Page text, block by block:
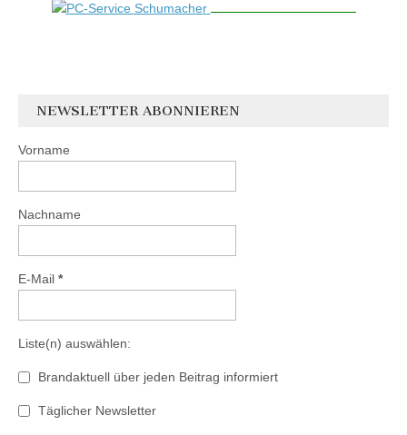
NEWSLETTER ABONNIEREN
Vorname
Nachname
E-Mail *
Liste(n) auswählen:
Brandaktuell über jeden Beitrag informiert
Täglicher Newsletter